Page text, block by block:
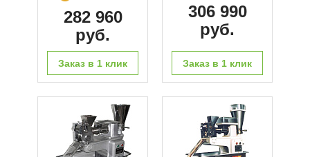
282 960
руб.
Заказ в 1 клик
306 990
руб.
Заказ в 1 клик